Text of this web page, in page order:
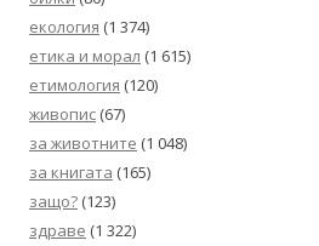
екология (1 374)
етика и морал (1 615)
етимология (120)
живопис (67)
за животните (1 048)
за книгата (165)
защо? (123)
здраве (1 322)